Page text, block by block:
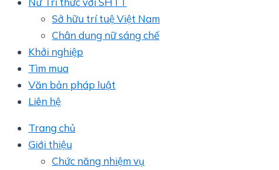
Sở hữu trí tuệ Việt Nam
Chân dung nữ sáng chế
Khởi nghiệp
Tìm mua
Văn bản pháp luật
Liên hệ
Trang chủ
Giới thiệu
Chức năng nhiệm vụ